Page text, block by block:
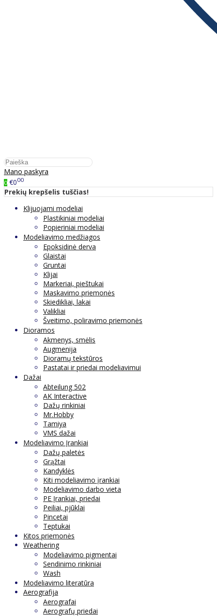
Mano paskyra
0 €000
Prekių krepšelis tuščias!
Klijuojami modeliai
Plastikiniai modeliai
Popieriniai modeliai
Modeliavimo medžiagos
Epoksidinė derva
Glaistai
Gruntai
Klijai
Markeriai, pieštukai
Maskavimo priemonės
Skiedikliai, lakai
Valikliai
Šveitimo, poliravimo priemonės
Dioramos
Akmenys, smėlis
Augmenija
Dioramų tekstūros
Pastatai ir priedai modeliavimui
Dažai
Abteilung 502
AK Interactive
Dažų rinkiniai
Mr.Hobby
Tamiya
VMS dažai
Modeliavimo Įrankiai
Dažų paletės
Grąžtai
Kandyklės
Kiti modeliavimo įrankiai
Modeliavimo darbo vieta
PE Įrankiai, priedai
Peiliai, pjūklai
Pincetai
Teptukai
Kitos priemonės
Weathering
Modeliavimo pigmentai
Sendinimo rinkiniai
Wash
Modeliavimo literatūra
Aerografija
Aerografai
Aerografų priedai